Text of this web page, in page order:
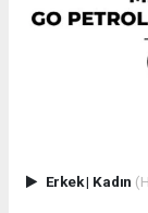
Erkek| Kadın